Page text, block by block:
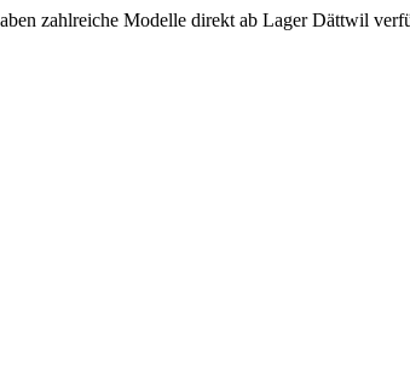
zahlreiche Modelle direkt ab Lager Dättwil